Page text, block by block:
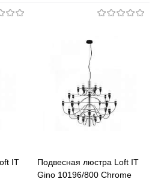
IT
Подвесная люстра Loft IT
Gino 10196/800 Chrome